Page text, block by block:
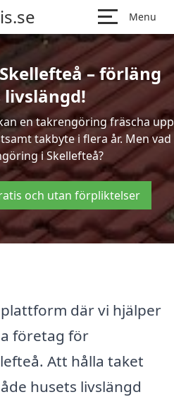
Menu
– förläng
en takrengöring fräscha upp
takbyte i flera år. Men vad
i Skellefteå?
och utan förpliktelser
där vi hjälper
företag för
Att hålla taket
husets livslängd